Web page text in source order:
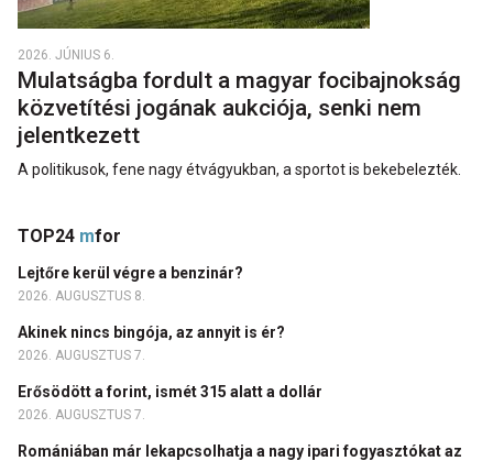
2026. JÚNIUS 6.
Mulatságba fordult a magyar focibajnokság
közvetítési jogának aukciója, senki nem
jelentkezett
A politikusok, fene nagy étvágyukban, a sportot is bekebelezték.
TOP24 mfor
Lejtőre kerül végre a benzinár?
2026. AUGUSZTUS 8.
Akinek nincs bingója, az annyit is ér?
2026. AUGUSZTUS 7.
Erősödött a forint, ismét 315 alatt a dollár
2026. AUGUSZTUS 7.
Romániában már lekapcsolhatja a nagy ipari fogyasztókat az